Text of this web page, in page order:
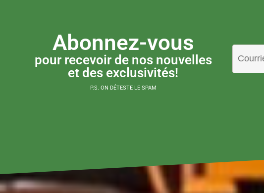
Abonnez-vous
pour recevoir de nos nouvelles
et des exclusivités!
P.S. ON DÉTESTE LE SPAM